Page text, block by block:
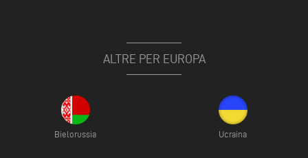
ALTRE PER EUROPA
Bielorussia Ucraina